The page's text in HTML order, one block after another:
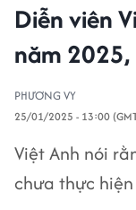
Diễn viên
năm 2025,
PHƯƠNG VY
25/01/2025 - 13:00
Việt Anh nói
chưa thực